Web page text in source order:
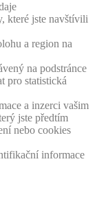
které jste navštívili
a region na
na podstránce
pro statistická
a inzerci vašim
jste předtím
nebo cookies
informace